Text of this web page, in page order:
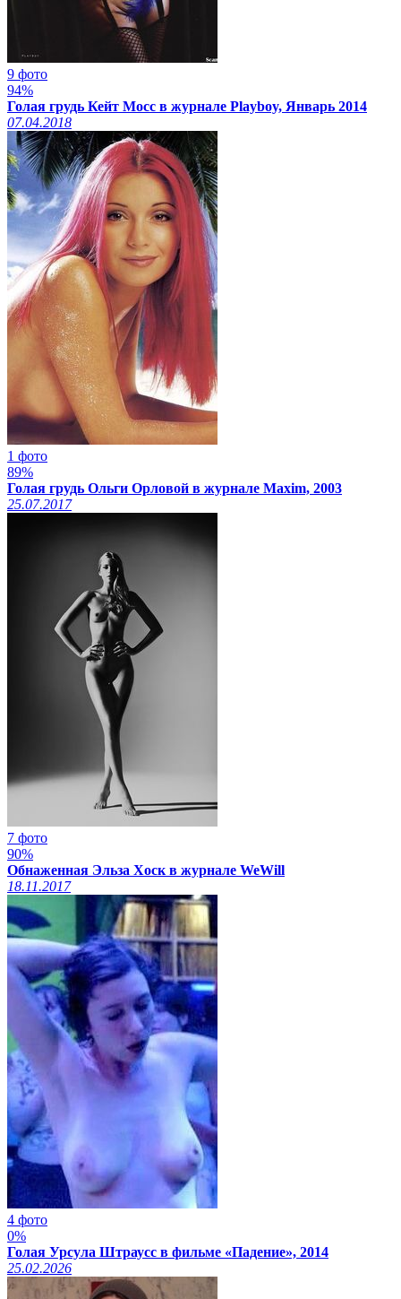
9 фото
94%
Голая грудь Кейт Мосс в журнале Playboy, Январь 2014
07.04.2018
1 фото
89%
Голая грудь Ольги Орловой в журнале Maxim, 2003
25.07.2017
7 фото
90%
Обнаженная Эльза Хоск в журнале WeWill
18.11.2017
4 фото
0%
Голая Урсула Штраусс в фильме «Падение», 2014
25.02.2026